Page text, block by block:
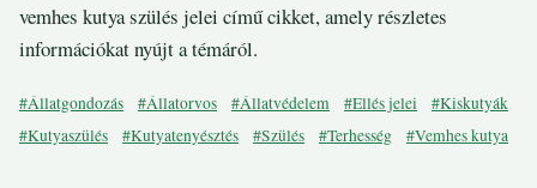
vemhes kutya szülés jelei című cikket, amely részletes
információkat nyújt a témáról.
#Állatgondozás #Állatorvos #Állatvédelem #Ellés jelei
#Kiskutyák
#Kutyaszülés
#Kutyatenyésztés #Szülés #Terhesség #Vemhes kutya